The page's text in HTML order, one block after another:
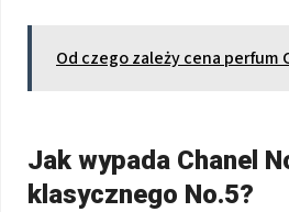
Od czego zależy cena perfum
Jak wypada Chanel
klasycznego No.5?